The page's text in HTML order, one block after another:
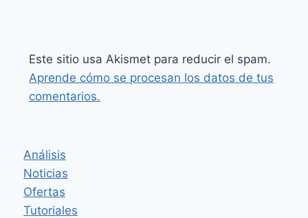
Este sitio usa Akismet para reducir el spam.
Aprende cómo se procesan los datos de tus
comentarios.
Análisis
Noticias
Ofertas
Tutoriales